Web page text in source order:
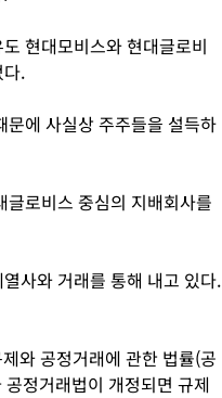
현대모비스와 현대글로비
.
에 사실상 주주들을 설득하
로비스 중심의 지배회사를
사와 거래를 통해 내고 있다.
와 공정거래에 관한 법률(공
정거래법이 개정되면 규제